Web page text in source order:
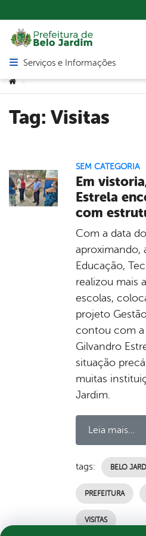
Abrir menu principal de
Serviços e Informações
Você está aqui:
>
Tag: Visitas
SEM CATEGORIA
Em
Estrela
com
Com a data
aproximando,
Educação,
realizou mais
escolas,
projeto
contou com a
Gilvandro
situação
muitas
Jardim.
Leia mais...
tags: BELO
PREFEITURA
VISITAS